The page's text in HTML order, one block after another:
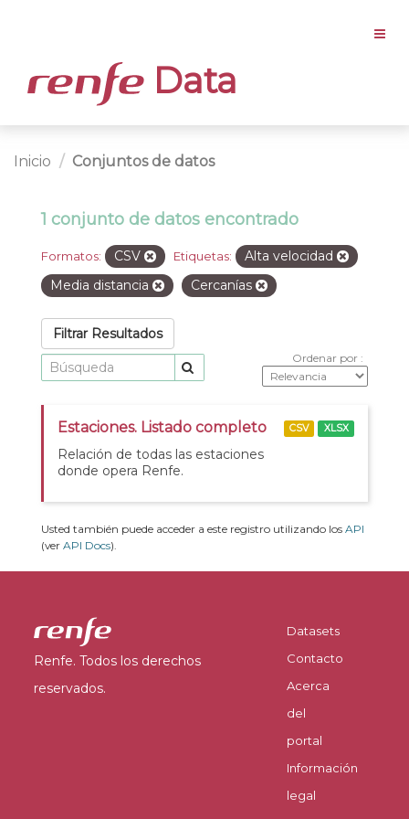
Data
Inicio Conjuntos de datos
1 conjunto de datos encontrado
Formatos: CSV Etiquetas:
Alta velocidad
Media distancia
Cercanías
Filtrar Resultados
Ordenar por
Estaciones. Listado completo
Relación de todas las estaciones
donde opera Renfe.
CSV XLSX
Usted también puede acceder a este registro utilizando los API
(ver API Docs).
Renfe. Todos los derechos
reservados.
Datasets
Contacto
Acerca
del
portal
Información
legal